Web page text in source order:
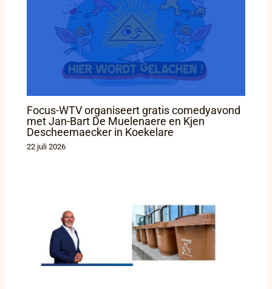
Focus-WTV organiseert gratis comedyavond
met Jan-Bart De Muelenaere en Kjen
Descheemaecker in Koekelare
22 juli 2026